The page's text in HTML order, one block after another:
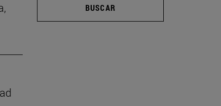
BUSCAR